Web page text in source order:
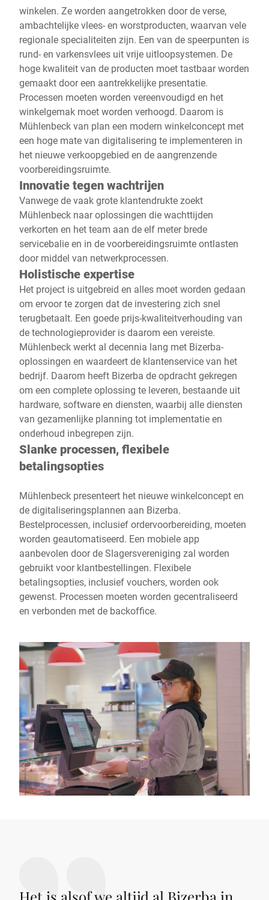
winkelen. Ze worden aangetrokken door de verse,
ambachtelijke vlees- en worstproducten, waarvan vele
regionale specialiteiten zijn. Een van de speerpunten is
rund- en varkensvlees uit vrije uitloopsystemen. De
hoge kwaliteit van de producten moet tastbaar worden
gemaakt door een aantrekkelijke presentatie.
Processen moeten worden vereenvoudigd en het
winkelgemak moet worden verhoogd. Daarom is
Mühlenbeck van plan een modern winkelconcept met
een hoge mate van digitalisering te implementeren in
het nieuwe verkoopgebied en de aangrenzende
voorbereidingsruimte.
Innovatie tegen wachtrijen
Vanwege de vaak grote klantendrukte zoekt
Mühlenbeck naar oplossingen die wachttijden
verkorten en het team aan de elf meter brede
servicebalie en in de voorbereidingsruimte ontlasten
door middel van netwerkprocessen.
Holistische expertise
Het project is uitgebreid en alles moet worden gedaan
om ervoor te zorgen dat de investering zich snel
terugbetaalt. Een goede prijs-kwaliteitverhouding van
de technologieprovider is daarom een vereiste.
Mühlenbeck werkt al decennia lang met Bizerba-
oplossingen en waardeert de klantenservice van het
bedrijf. Daarom heeft Bizerba de opdracht gekregen
om een complete oplossing te leveren, bestaande uit
hardware, software en diensten, waarbij alle diensten
van gezamenlijke planning tot implementatie en
onderhoud inbegrepen zijn.
Slanke processen, flexibele
betalingsopties
Mühlenbeck presenteert het nieuwe winkelconcept en
de digitaliseringsplannen aan Bizerba.
Bestelprocessen, inclusief ordervoorbereiding, moeten
worden geautomatiseerd. Een mobiele app
aanbevolen door de Slagersvereniging zal worden
gebruikt voor klantbestellingen. Flexibele
betalingsopties, inclusief vouchers, worden ook
gewenst. Processen moeten worden gecentraliseerd
en verbonden met de backoffice.